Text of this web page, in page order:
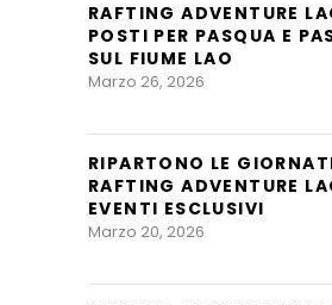
RAFTING ADVENTURE
POSTI PER PASQUA E
SUL FIUME LAO
Marzo 26, 2026
RIPARTONO LE
RAFTING ADVENTURE
EVENTI ESCLUSIVI
Marzo 20, 2026